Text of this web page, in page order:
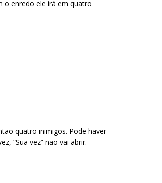
o enredo ele irá em quatro
quatro inimigos. Pode haver
“Sua vez” não vai abrir.